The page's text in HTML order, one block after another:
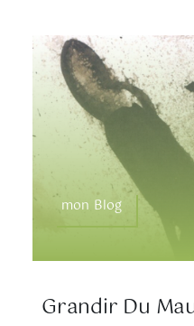
mon Blog
Grandir Du